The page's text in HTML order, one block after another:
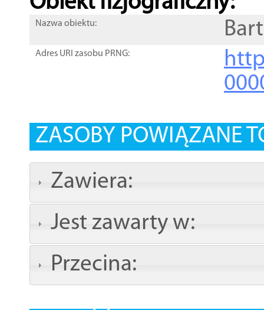
Nazwa obiektu:
Adres URI zasobu PRNG:
ZASOBY POWIĄZANE
Zawiera:
Jest zawarty w:
Przecina: